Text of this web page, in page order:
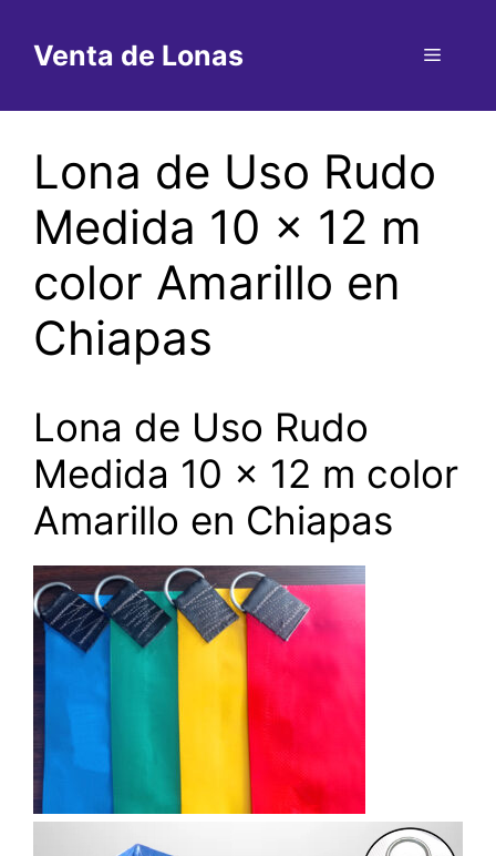
contenido
Venta de Lonas Menú
Lona de Uso Rudo
Medida 10 x 12 m
color Amarillo en
Chiapas
Lona de Uso Rudo
Medida 10 x 12 m color
Amarillo en Chiapas